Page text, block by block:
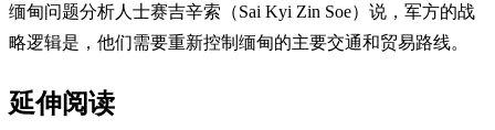
缅甸问题分析人士赛吉辛索（Sai Kyi Zin Soe）说，军方的战
略逻辑是，他们需要重新控制缅甸的主要交通和贸易路线。
延伸阅读